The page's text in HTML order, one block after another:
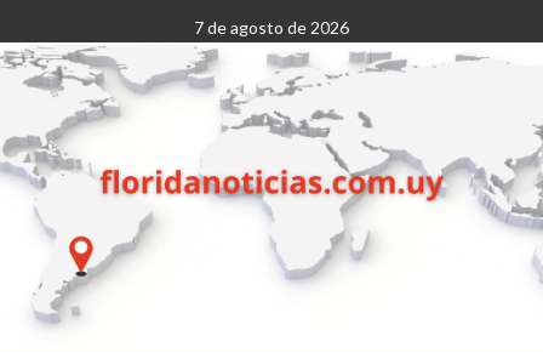
al
contenido
7 de agosto de 2026